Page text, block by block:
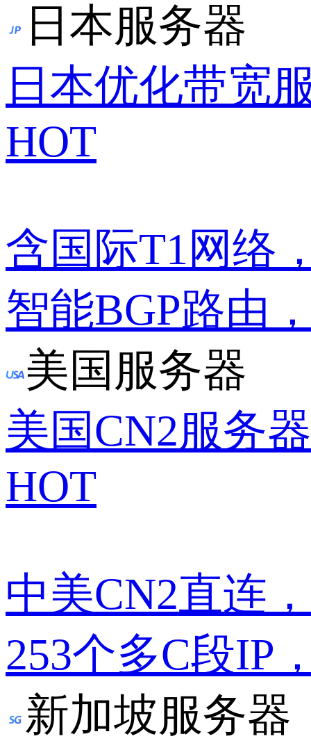
日本服务器
日本优化带宽
HOT
含国际T1网络
智能BGP路由
美国服务器
美国CN2服务器
HOT
中美CN2直连
253个多C段IP
新加坡服务器